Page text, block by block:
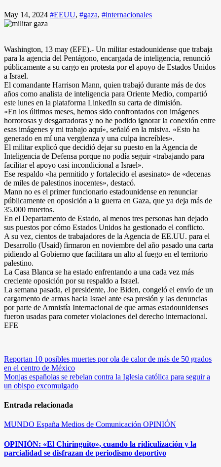
May 14, 2024 #EEUU, #gaza, #internacionales
Washington, 13 may (EFE).- Un militar estadounidense que trabaja
para la agencia del Pentágono, encargada de inteligencia, renunció
públicamente a su cargo en protesta por el apoyo de Estados Unidos
a Israel.
El comandante Harrison Mann, quien trabajó durante más de dos
años como analista de inteligencia para Oriente Medio, compartió
este lunes en la plataforma LinkedIn su carta de dimisión.
«En los últimos meses, hemos sido confrontados con imágenes
horrorosas y desgarradoras y no he podido ignorar la conexión entre
esas imágenes y mi trabajo aquí», señaló en la misiva. «Esto ha
generado en mí una vergüenza y una culpa increíbles».
El militar explicó que decidió dejar su puesto en la Agencia de
Inteligencia de Defensa porque no podía seguir «trabajando para
facilitar el apoyo casi incondicional a Israel».
Ese respaldo «ha permitido y fortalecido el asesinato» de «decenas
de miles de palestinos inocentes», destacó.
Mann no es el primer funcionario estadounidense en renunciar
públicamente en oposición a la guerra en Gaza, que ya deja más de
35.000 muertos.
En el Departamento de Estado, al menos tres personas han dejado
sus puestos por cómo Estados Unidos ha gestionado el conflicto.
A su vez, cientos de trabajadores de la Agencia de EE.UU. para el
Desarrollo (Usaid) firmaron en noviembre del año pasado una carta
pidiendo al Gobierno que facilitara un alto al fuego en el territorio
palestino.
La Casa Blanca se ha estado enfrentando a una cada vez más
creciente oposición por su respaldo a Israel.
La semana pasada, el presidente, Joe Biden, congeló el envío de un
cargamento de armas hacia Israel ante esa presión y las denuncias
por parte de Amnistía Internacional de que armas estadounidenses
fueron usadas para cometer violaciones del derecho internacional.
EFE
Navegación
de
entradas
Reportan 10 posibles muertes por ola de calor de más de 50 grados
en el centro de México
Monjas españolas se rebelan contra la Iglesia católica para seguir a
un obispo excomulgado
Entrada relacionada
MUNDO España Medios de Comunicación OPINIÓN
OPINIÓN: «El Chiringuito», cuando la ridiculización y la
parcialidad se disfrazan de periodismo deportivo